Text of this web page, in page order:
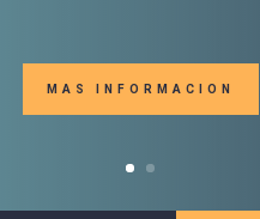
MAS INFORMACION